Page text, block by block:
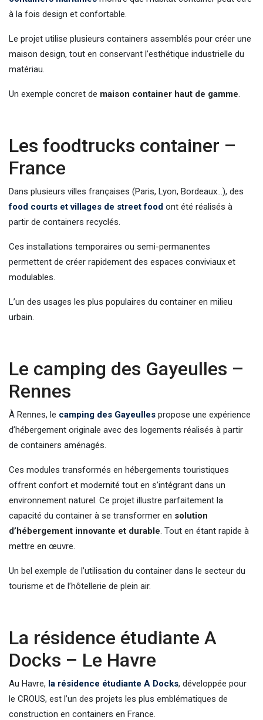
à la fois design et confortable.
Le projet utilise plusieurs containers assemblés pour créer une
maison design, tout en conservant l’esthétique industrielle du
matériau.
Un exemple concret de maison container haut de gamme.
Les foodtrucks container –
France
Dans plusieurs villes françaises (Paris, Lyon, Bordeaux…), des
food courts et villages de street food ont été réalisés à
partir de containers recyclés.
Ces installations temporaires ou semi-permanentes
permettent de créer rapidement des espaces conviviaux et
modulables.
L’un des usages les plus populaires du container en milieu
urbain.
Le camping des Gayeulles –
Rennes
À Rennes, le camping des Gayeulles propose une expérience
d’hébergement originale avec des logements réalisés à partir
de containers aménagés.
Ces modules transformés en hébergements touristiques
offrent confort et modernité tout en s’intégrant dans un
environnement naturel. Ce projet illustre parfaitement la
capacité du container à se transformer en solution
d’hébergement innovante et durable. Tout en étant rapide à
mettre en œuvre.
Un bel exemple de l’utilisation du container dans le secteur du
tourisme et de l’hôtellerie de plein air.
La résidence étudiante A
Docks – Le Havre
Au Havre, la résidence étudiante A Docks, développée pour
le CROUS, est l’un des projets les plus emblématiques de
construction en containers en France.